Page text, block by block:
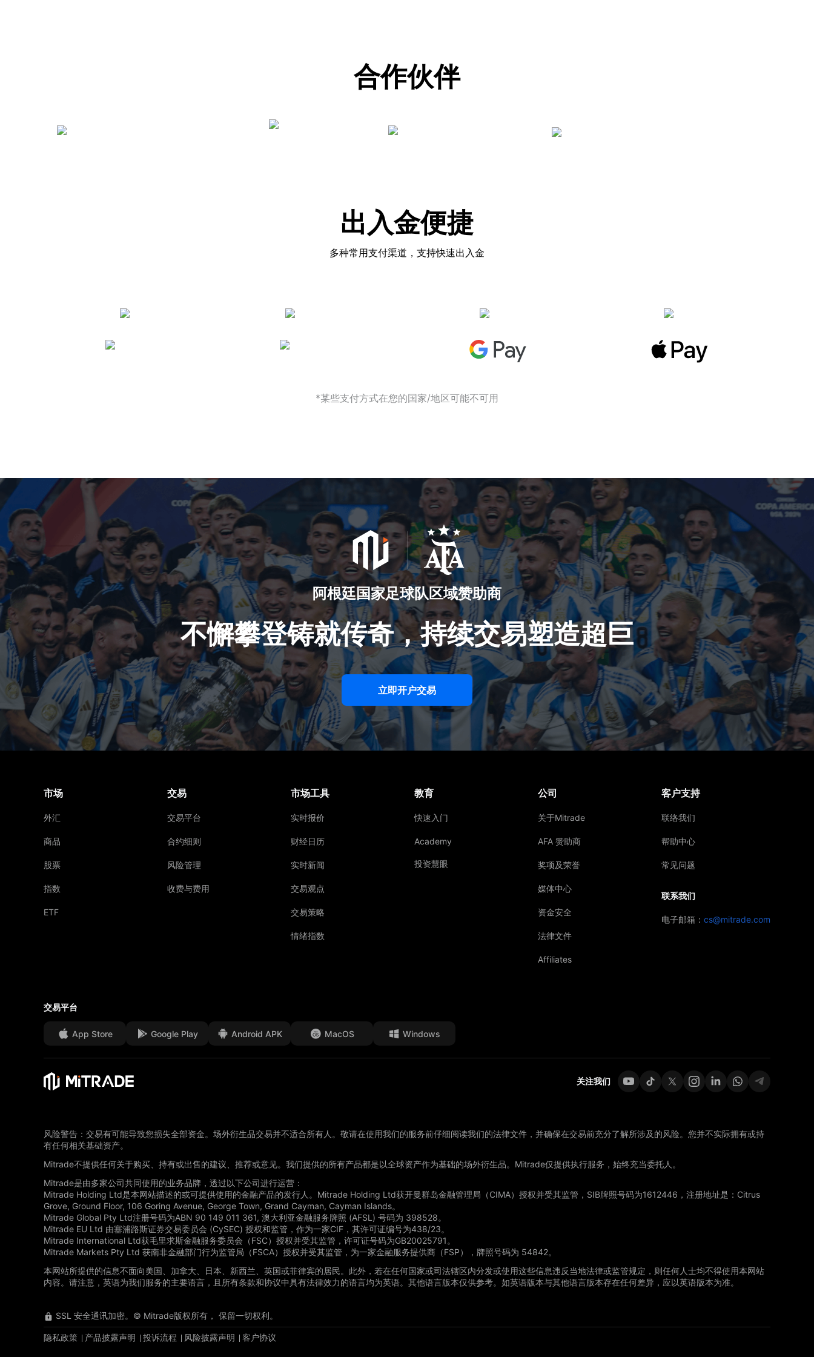
合作伙伴
出入金便捷
多种常用支付渠道，支持快速出入金
*某些支付方式在您的国家/地区可能不可用
阿根廷国家足球队区域赞助商
不懈攀登铸就传奇，持续交易塑造超巨
立即开户交易
市场
外汇
商品
股票
指数
ETF
交易
交易平台
合约细则
风险管理
收费与费用
市场工具
实时报价
财经日历
实时新闻
交易观点
交易策略
情绪指数
教育
快速入门
Academy
投资慧眼
公司
关于Mitrade
AFA 赞助商
奖项及荣誉
媒体中心
资金安全
法律文件
Affiliates
客户支持
联络我们
帮助中心
常见问题
联系我们
电子邮箱： cs@mitrade.com
交易平台
App Store Google Play Android APK MacOS Windows
关注我们
风险警告：交易有可能导致您损失全部资金。场外衍生品交易并不适合所有人。敬请在使用我们的服务前仔细阅读我们的法律文件，并确保在交易前充分了解所涉及的风险。您并不实际拥有或持
有任何相关基础资产。
Mitrade不提供任何关于购买、持有或出售的建议、推荐或意见。我们提供的所有产品都是以全球资产作为基础的场外衍生品。Mitrade仅提供执行服务，始终充当委托人。
Mitrade是由多家公司共同使用的业务品牌，透过以下公司进行运营：
Mitrade Holding Ltd是本网站描述的或可提供使用的金融产品的发行人。Mitrade Holding Ltd获开曼群岛金融管理局（CIMA）授权并受其监管，SIB牌照号码为1612446，注册地址是：Citrus
Grove, Ground Floor, 106 Goring Avenue, George Town, Grand Cayman, Cayman Islands。
Mitrade Global Pty Ltd注册号码为ABN 90 149 011 361, 澳大利亚金融服务牌照 (AFSL) 号码为 398528。
Mitrade EU Ltd 由塞浦路斯证券交易委员会 (CySEC) 授权和监管，作为一家CIF，其许可证编号为438/23。
Mitrade International Ltd获毛里求斯金融服务委员会（FSC）授权并受其监管，许可证号码为GB20025791。
Mitrade Markets Pty Ltd 获南非金融部门行为监管局（FSCA）授权并受其监管，为一家金融服务提供商（FSP），牌照号码为 54842。
本网站所提供的信息不面向美国、加拿大、日本、新西兰、英国或菲律宾的居民。此外，若在任何国家或司法辖区内分发或使用这些信息违反当地法律或监管规定，则任何人士均不得使用本网站
内容。请注意，英语为我们服务的主要语言，且所有条款和协议中具有法律效力的语言均为英语。其他语言版本仅供参考。如英语版本与其他语言版本存在任何差异，应以英语版本为准。
SSL 安全通讯加密。© Mitrade版权所有， 保留一切权利。
隐私政策 产品披露声明 投诉流程 风险披露声明 客户协议